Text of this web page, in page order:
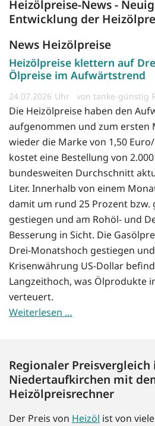
Heizölpreise-News -
Entwicklung der
News Heizölpreise
Heizölpreise klettern auf
Ölpreise im Aufwärtstrend
24.07.2026 von tanke-günstig
Die Heizölpreise haben den
aufgenommen und zum ersten
wieder die Marke von 1,50
kostet eine Bestellung von
bundesweiten Durchschnitt
Liter. Innerhalb von einem
damit um rund 25 Prozent bzw.
gestiegen und am Rohöl- und
Besserung in Sicht. Die
Drei-Monatshoch gestiegen
Krisenwährung US-Dollar
Langzeithoch, was Ölprodukte
verteuert.
Weiterlesen …
Regionaler Preisvergleich
Niedertaufkirchen mit
Heizölpreisrechner
Der Preis von Heizöl ist von